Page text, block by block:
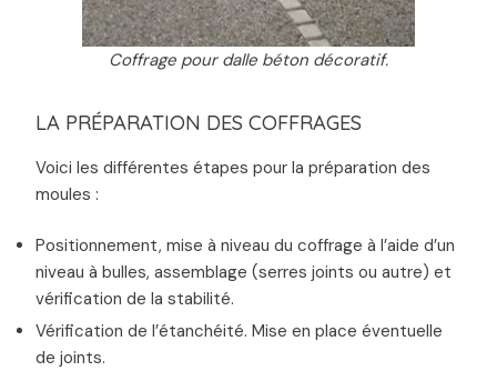
Coffrage pour dalle béton décoratif.
LA PRÉPARATION DES COFFRAGES
Voici les différentes étapes pour la préparation des
moules :
Positionnement, mise à niveau du coffrage à l’aide d’un
niveau à bulles, assemblage (serres joints ou autre) et
vérification de la stabilité.
Vérification de l’étanchéité. Mise en place éventuelle
de joints.